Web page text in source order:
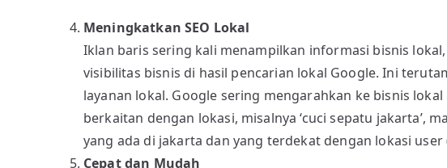
Meningkatkan SEO Lokal
Iklan baris sering kali menampilkan informasi bisnis
visibilitas bisnis di hasil pencarian lokal Google. Ini
layanan lokal. Google sering mengarahkan ke bisnis
berkaitan dengan lokasi, misalnya ‘cuci sepatu jakarta’,
yang ada di jakarta dan yang terdekat dengan lokasi
Cepat dan Mudah